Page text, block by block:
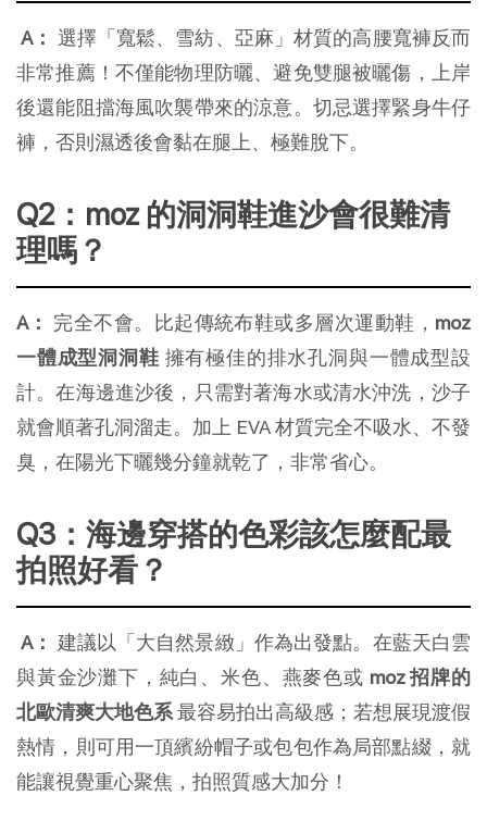
A： 選擇「寬鬆、雪紡、亞麻」材質的高腰寬褲反而
非常推薦！不僅能物理防曬、避免雙腿被曬傷，上岸
後還能阻擋海風吹襲帶來的涼意。切忌選擇緊身牛仔
褲，否則濕透後會黏在腿上、極難脫下。
Q2：moz 的洞洞鞋進沙會很難清
理嗎？
A： 完全不會。比起傳統布鞋或多層次運動鞋， moz
一體成型洞洞鞋 擁有極佳的排水孔洞與一體成型設
計。在海邊進沙後，只需對著海水或清水沖洗，沙子
就會順著孔洞溜走。加上 EVA 材質完全不吸水、不發
臭，在陽光下曬幾分鐘就乾了，非常省心。
Q3：海邊穿搭的色彩該怎麼配最
拍照好看？
A： 建議以「大自然景緻」作為出發點。在藍天白雲
與黃金沙灘下，純白、米色、燕麥色或 moz 招牌的
北歐清爽大地色系 最容易拍出高級感；若想展現渡假
熱情，則可用一頂繽紛帽子或包包作為局部點綴，就
能讓視覺重心聚焦，拍照質感大加分！